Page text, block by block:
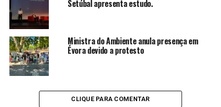
Setúbal apresenta estudo.
Ministra do Ambiente anula presença em
Évora devido a protesto
CLIQUE PARA COMENTAR